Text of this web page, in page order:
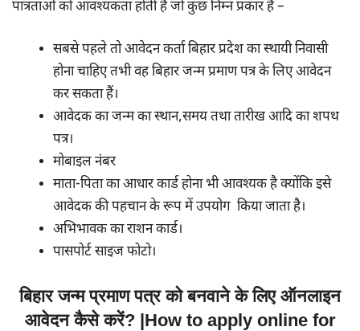
पात्रताओं को आवश्यकता होती है जो कुछ निम्न प्रकार है –
सबसे पहले तो आवेदन कर्ता बिहार प्रदेश का स्थायी निवासी
होना चाहिए तभी वह बिहार जन्म प्रमाण पत्र के लिए आवेदन
कर सकता हैं।
आवेदक का जन्म का स्थान,समय तथा तारीख आदि का शपथ
पत्र।
मोबाइल नंबर
माता-पिता का आधार कार्ड होना भी आवश्यक है क्योंकि इसे
आवेदक की पहचान के रूप में उपयोग किया जाता है।
अभिभावक का राशन कार्ड।
पासपोर्ट साइज फोटो।
बिहार जन्म प्रमाण पत्र को बनवाने के लिए ऑनलाइन
आवेदन कैसे करें? |How to apply online for